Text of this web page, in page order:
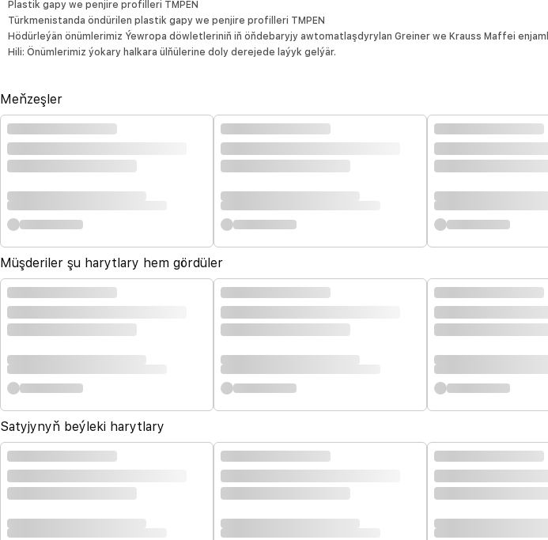
Plastik gapy we penjire profilleri TMPEN
Türkmenistanda öndürilen plastik gapy we penjire profilleri TMPEN
Hödürleýän önümlerimiz Ýewropa döwletleriniň iň öňdebaryjy awtomatlaşdyrylan Greiner we Krauss Maffei
Hili: Önümlerimiz ýokary halkara ülňülerine doly derejede laýyk gelýär.
Meňzeşler
Müşderiler şu harytlary hem gördüler
Satyjynyň beýleki harytlary